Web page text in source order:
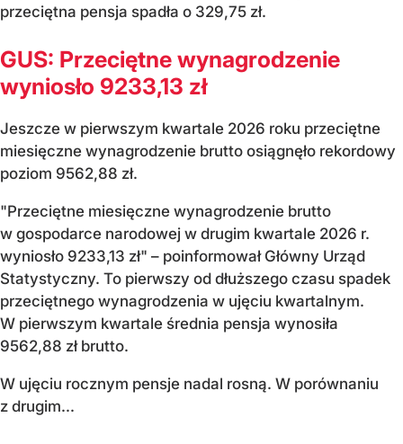
przeciętna pensja spadła o 329,75 zł.
GUS: Przeciętne wynagrodzenie
wyniosło 9233,13 zł
Jeszcze w pierwszym kwartale 2026 roku przeciętne
miesięczne wynagrodzenie brutto osiągnęło rekordowy
poziom 9562,88 zł.
"Przeciętne miesięczne wynagrodzenie brutto
w gospodarce narodowej w drugim kwartale 2026 r.
wyniosło 9233,13 zł" – poinformował Główny Urząd
Statystyczny. To pierwszy od dłuższego czasu spadek
przeciętnego wynagrodzenia w ujęciu kwartalnym.
W pierwszym kwartale średnia pensja wynosiła
9562,88 zł brutto.
W ujęciu rocznym pensje nadal rosną. W porównaniu
z drugim...